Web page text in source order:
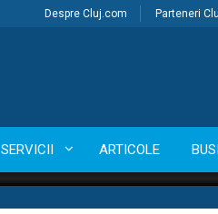
Despre Cluj.com Parteneri
SERVICII ARTICOLE